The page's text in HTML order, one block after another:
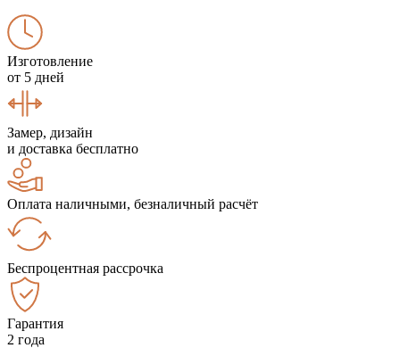
Изготовление
от 5 дней
Замер, дизайн
и доставка бесплатно
Оплата наличными, безналичный расчёт
Беспроцентная рассрочка
Гарантия
2 года